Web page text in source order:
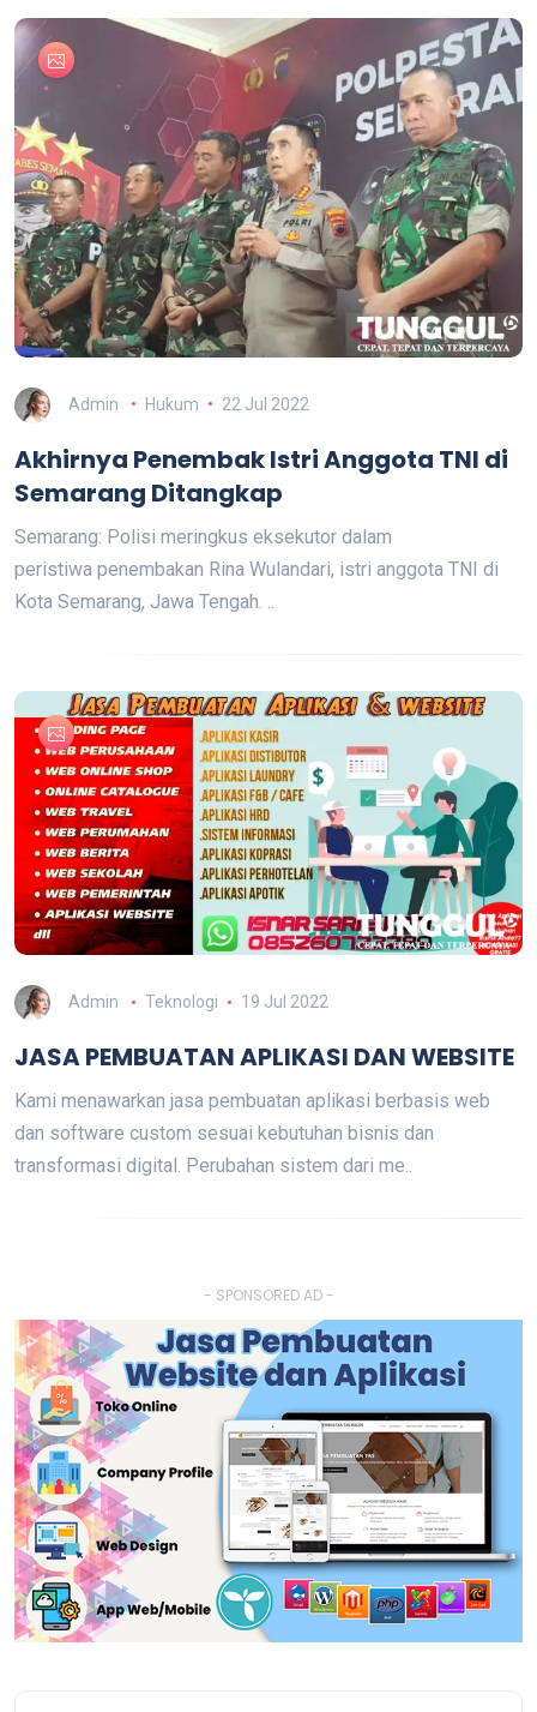
Admin Hukum 22 Jul 2022
Akhirnya Penembak Istri Anggota TNI di
Semarang Ditangkap
Semarang: Polisi meringkus eksekutor dalam
peristiwa penembakan Rina Wulandari, istri anggota TNI di
Kota Semarang, Jawa Tengah. ..
Admin Teknologi 19 Jul 2022
JASA PEMBUATAN APLIKASI DAN WEBSITE
Kami menawarkan jasa pembuatan aplikasi berbasis web
dan software custom sesuai kebutuhan bisnis dan
transformasi digital. Perubahan sistem dari me..
- SPONSORED AD -